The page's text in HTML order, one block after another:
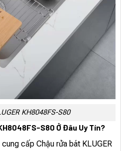
KH8048FS-S80
S80 Ở Đâu Uy Tín?
cấp Chậu rửa bát KLUGER